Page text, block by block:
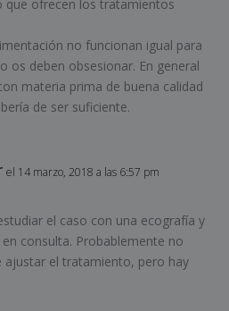
que ofrecen los tratamientos
no funcionan igual para
os deben obsesionar. En general
materia prima de buena calidad
de ser suficiente.
el 14 marzo, 2018 a las 6:57 pm
el caso con una ecografía y
consulta. Probablemente no
ajustar el tratamiento, pero hay